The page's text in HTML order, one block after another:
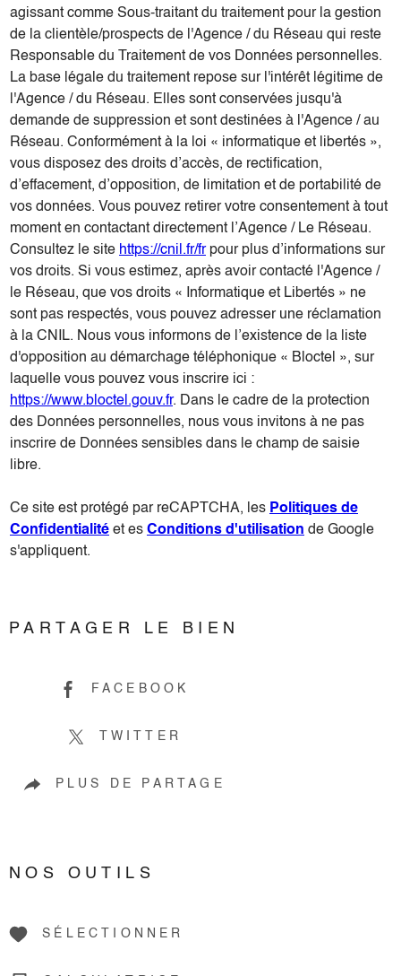
agissant comme Sous-traitant du traitement pour la gestion
de la clientèle/prospects de l'Agence / du Réseau qui reste
Responsable du Traitement de vos Données personnelles.
La base légale du traitement repose sur l'intérêt légitime de
l'Agence / du Réseau. Elles sont conservées jusqu'à
demande de suppression et sont destinées à l'Agence / au
Réseau. Conformément à la loi « informatique et libertés »,
vous disposez des droits d’accès, de rectification,
d’effacement, d’opposition, de limitation et de portabilité de
vos données. Vous pouvez retirer votre consentement à tout
moment en contactant directement l’Agence / Le Réseau.
Consultez le site https://cnil.fr/frpour plus d’informations sur
vos droits. Si vous estimez, après avoir contacté l'Agence /
le Réseau, que vos droits « Informatique et Libertés » ne
sont pas respectés, vous pouvez adresser une réclamation
à la CNIL. Nous vous informons de l’existence de la liste
d'opposition au démarchage téléphonique « Bloctel », sur
laquelle vous pouvez vous inscrire ici :
https://www.bloctel.gouv.fr. Dans le cadre de la protection
des Données personnelles, nous vous invitons à ne pas
inscrire de Données sensibles dans le champ de saisie
libre.
Ce site est protégé par reCAPTCHA, les Politiques de
Confidentialité et es Conditions d'utilisation de Google
s'appliquent.
PARTAGER LE BIEN
FACEBOOK
TWITTER
PLUS DE PARTAGE
NOS OUTILS
SÉLECTIONNER